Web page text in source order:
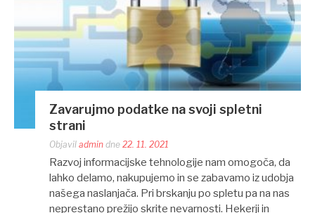
Zavarujmo podatke na svoji spletni
strani
Objavil admin dne 22. 11. 2021
Razvoj informacijske tehnologije nam omogoča, da
lahko delamo, nakupujemo in se zabavamo iz udobja
našega naslanjača. Pri brskanju po spletu pa na nas
neprestano prežijo skrite nevarnosti. Hekerji in